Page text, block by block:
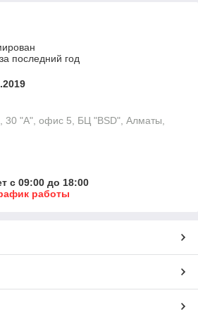
последний год
30 "А", офис 5, БЦ "BSD", Алматы,
с 09:00 до 18:00
работы